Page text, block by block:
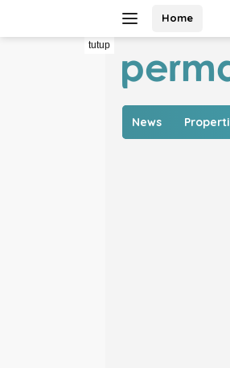
Home
tutup
News Properti